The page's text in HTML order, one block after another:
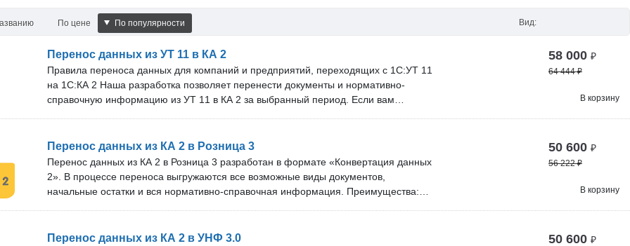
По цене По популярности Вид:
Перенос данных из УТ 11 в КА 2
Правила переноса данных для компаний и предприятий, переходящих с 1С:УТ 11
на 1С:КА 2 Наша разработка позволяет перенести документы и нормативно-
справочную информацию из УТ 11 в КА 2 за выбранный период. Если вам
техническую поддержку и помогает в решении любых вопросов; Вы покупаете
правила переноса один раз и получаете необходимые обновления по мере
выпуска новых версий. Срок получения бесплатных обновлений зависит от
тарифа. Проверка перед покупкой: Вы можете бесплатно проверить наше решение
58 000 ₽
64 444₽
В корзину
Перенос данных из КА 2 в Розница 3
Перенос данных из КА 2 в Розница 3 разработан в формате «Конвертация данных
2». В процессе переноса выгружаются все возможные виды документов,
начальные остатки и вся нормативно-справочная информация. Преимущества:
поддержки и бесплатных обновлений зависит от тарифа. В нашей команде более
50 600 ₽
56 222₽
В корзину
Перенос данных из КА 2 в УНФ 3.0 50 600 ₽